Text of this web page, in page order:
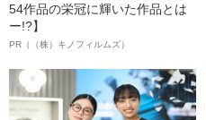
54作品の栄冠に輝いた作品とは
ー!?】
PR（（株）キノフィルムズ）